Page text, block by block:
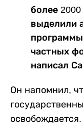
более
выделили
частных
написал
Он напомнил,